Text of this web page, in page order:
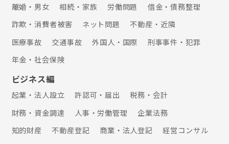
や店舗改装、小規模な機械装置などが
対象です。 補助金額50万～200万
離婚・男女 相続・家族 労働問題
借金・債務整理
詐欺・消費者被害
ネット問題
不動産・近隣
医療事故
交通事故 外国人・国際
刑事事件・犯罪
年金・社会保険
ビジネス編
起業・法人設立 許認可・届出
税務・会計
財務・資金調達
人事・労働管理
企業法務
知的財産
不動産登記 商業・法人登記 経営コンサル